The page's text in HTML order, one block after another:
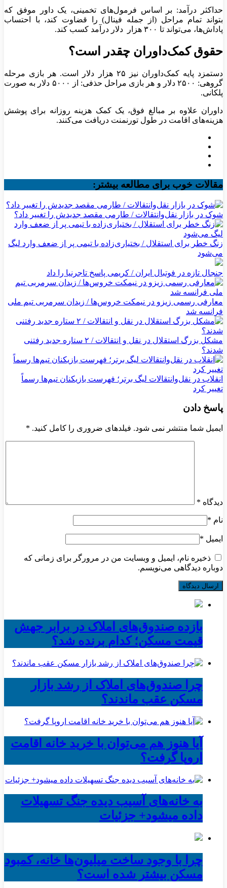
حداکثر درآمد: بر اساس فرمول‌های تخمینی، یک داور موفق که
بتواند تمام مراحل (از جمله فینال) را قضاوت کند، با احتساب
پاداش‌ها، می‌تواند تا ۳۰۰ هزار دلار درآمد کسب کند.
حقوق کمک‌داوران چقدر است؟
دستمزد پایه کمک‌داوران نیز ۲۵ هزار دلار است. هر بازی مرحله
گروهی: ۲۵۰۰ دلار و هر بازی مراحل حذفی: از ۵۰۰۰ دلار به صورت
پلکانی.
داوران علاوه بر مبالغ فوق، یک کمک هزینه روزانه برای پوشش
هزینه‌های اقامت در طول تورنمنت دریافت می‌کنند.
مقالات خوب برای مطالعه بیشتر:
شوک در بازار نقل‌وانتقالات / طارمی مقصد جدیدش را تغییر داد؟
زنگ خطر برای استقلال / بختیاری‌زاده با تیمی پر از ضعف وارد لیگ
می‌شود
جنجال تازه در فوتبال ایران / کریمی پاسخ تاجرنیا را داد
معارفی رسمی زیزو در نیمکت خروس‌ها / زیدان سرمربی تیم ملی
فرانسه شد
مشکل بزرگ استقلال در نقل و انتقالات / ۲ ستاره جدید رفتنی
شدند؟
انقلاب در نقل‌وانتقالات لیگ برتر؛ فهرست بازیکنان تیم‌ها رسماً
تغییر کرد
پاسخ دادن
ایمیل شما منتشر نمی شود. فیلدهای ضروری را کامل کنید. *
دیدگاه *
نام *
ایمیل *
ذخیره نام، ایمیل و وبسایت من در مرورگر برای زمانی که
دوباره دیدگاهی می‌نویسم.
بازده صندوق‌های املاک در برابر جهش
قیمت مسکن؛ کدام برنده شد؟
چرا صندوق‌های املاک از رشد بازار
مسکن عقب ماندند؟
آیا هنوز هم می‌توان با خرید خانه اقامت
اروپا گرفت؟
به خانه‌های آسیب دیده جنگ تسهیلات
داده میشود+ جزئیات
چرا با وجود ساخت میلیون‌ها خانه، کمبود
مسکن بیشتر شده است؟